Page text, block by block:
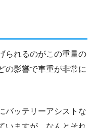
られるのがこの重量の
の影響で車重が非常に
バッテリーアシストな
いますが、なんとそれ